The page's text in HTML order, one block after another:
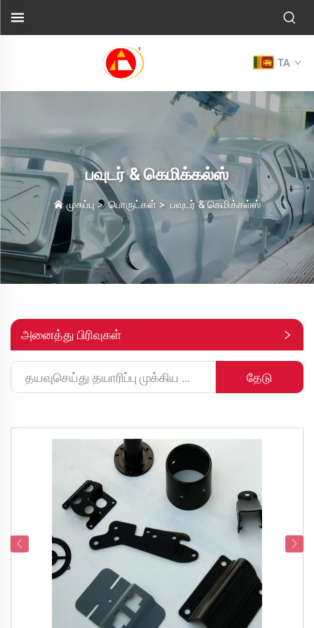
TA
பவுடர் & கெமிக்கல்ஸ்
முகப்பு >பொருட்கள் > பவுடர் & கெமிக்கல்ஸ்
அனைத்து பிரிவுகள்
தேடு